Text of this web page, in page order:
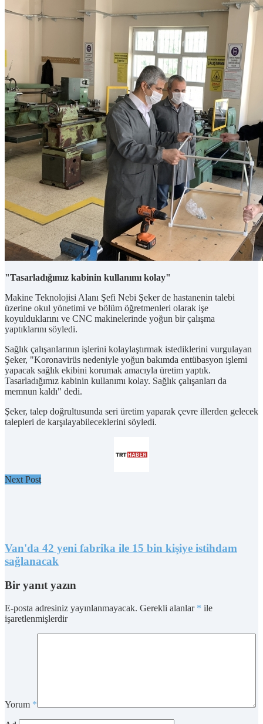
"Tasarladığımız kabinin kullanımı kolay"
Makine Teknolojisi Alanı Şefi Nebi Şeker de hastanenin talebi
üzerine okul yönetimi ve bölüm öğretmenleri olarak işe
koyulduklarını ve CNC makinelerinde yoğun bir çalışma
yaptıklarını söyledi.
Sağlık çalışanlarının işlerini kolaylaştırmak istediklerini vurgulayan
Şeker, "Koronavirüs nedeniyle yoğun bakımda entübasyon işlemi
yapacak sağlık ekibini korumak amacıyla üretim yaptık.
Tasarladığımız kabinin kullanımı kolay. Sağlık çalışanları da
memnun kaldı" dedi.
Şeker, talep doğrultusunda seri üretim yaparak çevre illerden gelecek
talepleri de karşılayabileceklerini söyledi.
Next Post
Van'da 42 yeni fabrika ile 15 bin kişiye istihdam
sağlanacak
Bir yanıt yazın
E-posta adresiniz yayınlanmayacak. Gerekli alanlar * ile
işaretlenmişlerdir
Yorum *